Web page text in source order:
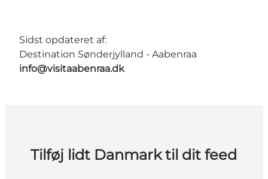
Sidst opdateret af:
Destination Sønderjylland - Aabenraa
info@visitaabenraa.dk
Tilføj lidt Danmark til dit feed